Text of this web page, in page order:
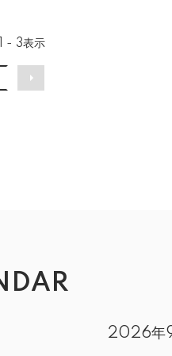
1 - 3表示
2026年